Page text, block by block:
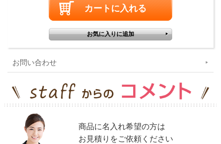
お問い合わせ
商品に名入れ希望の方は
お見積りをご依頼ください